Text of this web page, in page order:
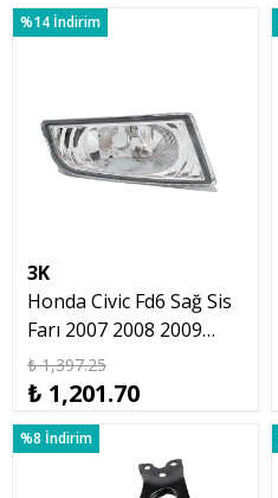
%14 İndirim
3K
Honda Civic Fd6 Sağ Sis
Farı 2007 2008 2009
Makyajsız Kasa
₺ 1,397.25
₺ 1,201.70
%8 İndirim